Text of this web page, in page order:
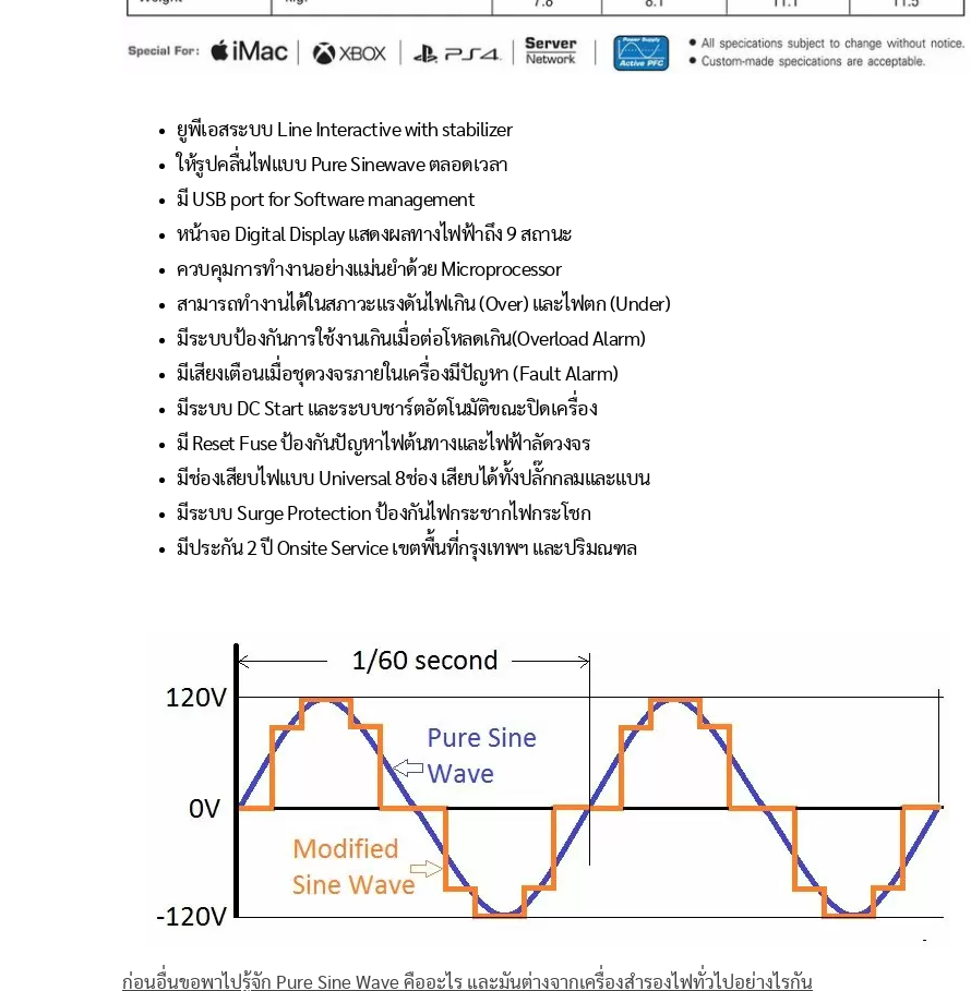
ยูพีเอสระบบ Line Interactive with stabilizer
ให้รูปคลื่นไฟแบบ Pure Sinewave ตลอดเวลา
มี USB port for Software management
หน้าจอ Digital Display แสดงผลทางไฟฟ้าถึง 9 สถานะ
ควบคุมการทำงานอย่างแม่นยำด้วย Microprocessor
สามารถทำงานได้ในสภาวะแรงดันไฟเกิน (Over) และไฟตก (Under)
มีระบบป้องกันการใช้งานเกินเมื่อต่อโหลดเกิน(Overload Alarm)
มีเสียงเตือนเมื่อชุดวงจรภายในเครื่องมีปัญหา (Fault Alarm)
มีระบบ DC Start และระบบชาร์ตอัตโนมัติขณะปิดเครื่อง
มี Reset Fuse ป้องกันปัญหาไฟต้นทางและไฟฟ้าลัดวงจร
มีช่องเสียบไฟแบบ Universal 8ช่อง เสียบได้ทั้งปลั๊กกลมและแบน
มีระบบ Surge Protection ป้องกันไฟกระชากไฟกระโชก
มีประกัน 2 ปี Onsite Service เขตพื้นที่กรุงเทพฯ และปริมณฑล
ก่อนอื่นขอพาไปรู้จัก Pure Sine Wave คืออะไร และมันต่างจากเครื่องสํารองไฟทั่วไปอย่างไรกัน